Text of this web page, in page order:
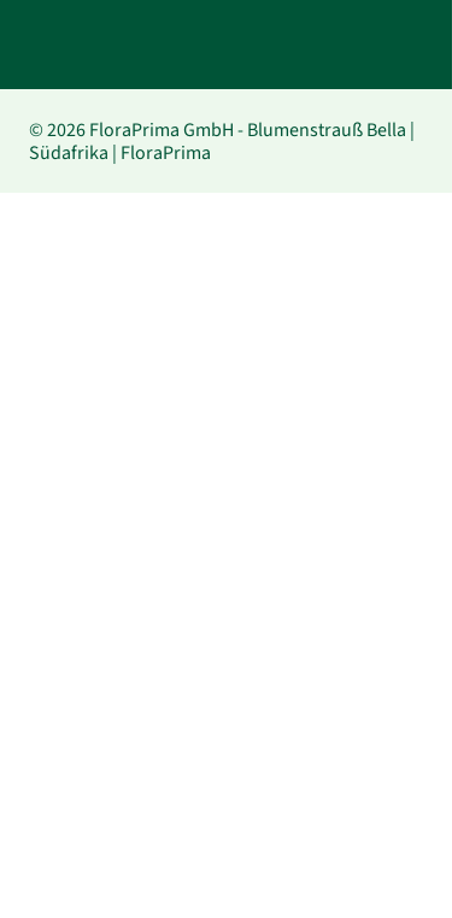
© 2026 FloraPrima GmbH - Blumenstrauß Bella |
Südafrika | FloraPrima